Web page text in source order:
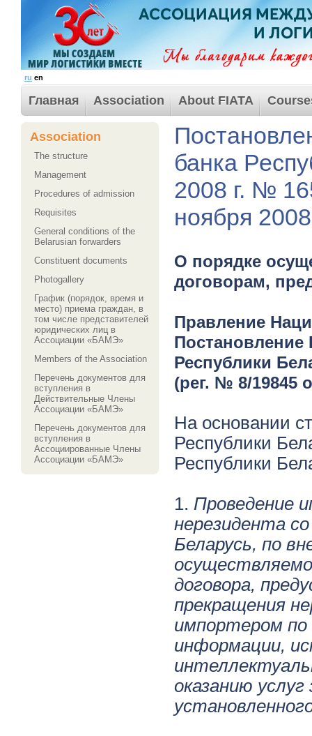
ru en
Главная Association About FIATA
Association
The structure
Management
Procedures of admission
Requisites
General conditions of the
Belarusian forwarders
Сonstituent documents
Photogallery
График (порядок, время и
место) приема граждан, в
том числе представителей
юридических лиц в
Ассоциации «БАМЭ»
Members of the Association
Перечень документов для
вступления в
Действительные Члены
Ассоциации «БАМЭ»
Перечень документов для
вступления в
Ассоциированные Члены
Ассоциации «БАМЭ»
банка
2008 г. №
ноября 2008
О порядке
договорам,
Правление
Постановление
Республики
(рег. № 8/19845
На основании
Республики
Республики
1. Проведение
нерезидента
Беларусь, по
договора,
прекращения
импортером по
информации,
оказанию